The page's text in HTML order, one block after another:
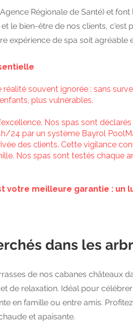
Régionale de Santé) et
le bien-être de nos clients,
expérience de spa soit agréable
réalité souvent ignorée : sans
plus vulnérables.
Nos spas sont
24 par un système Bayrol
des clients. Cette vigilance
Nos spas sont testés chaque
votre meilleure garantie : un
dans les
de nos cabanes châteaux
de relaxation. Idéal pour
en famille ou entre amis.
et apaisante.